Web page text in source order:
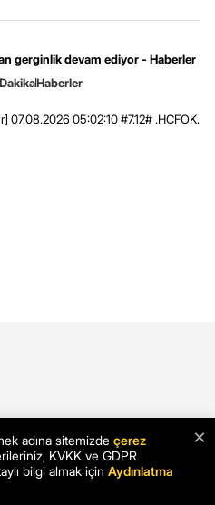
gerginlik devam ediyor - Haberler
Haberler
07.08.2026 05:02:10 #7.12# .HCFOK.
×
adına sitemizde çerez
KVKK ve GDPR
bilgi almak için Aydınlatma